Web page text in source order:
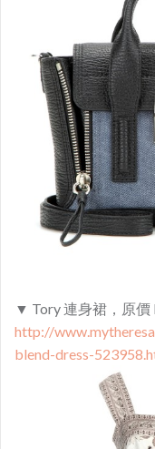
▼ Tory 連身裙，原價
http://
blend-dress-